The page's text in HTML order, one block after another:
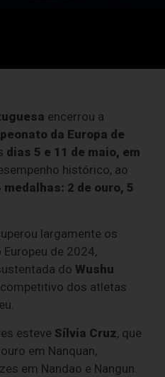
encerrou a
da Europa de
dias 5 e 11 de maio, em
histórico, ao
medalhas: 2 de ouro, 5
largamente os
de 2024,
doWushu
dos atletas
esteve Sílvia Cruz, que
em Nanquan,
em Nandao e Nangun.